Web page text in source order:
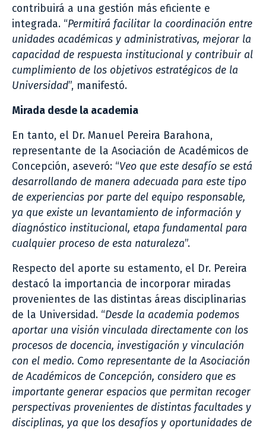
contribuirá a una gestión más eficiente e
integrada. “Permitirá facilitar la coordinación entre
unidades académicas y administrativas, mejorar la
capacidad de respuesta institucional y contribuir al
cumplimiento de los objetivos estratégicos de la
Universidad”, manifestó.
Mirada desde la academia
En tanto, el Dr. Manuel Pereira Barahona,
representante de la Asociación de Académicos de
Concepción, aseveró: “Veo que este desafío se está
desarrollando de manera adecuada para este tipo
de experiencias por parte del equipo responsable,
ya que existe un levantamiento de información y
diagnóstico institucional, etapa fundamental para
cualquier proceso de esta naturaleza”.
Respecto del aporte su estamento, el Dr. Pereira
destacó la importancia de incorporar miradas
provenientes de las distintas áreas disciplinarias
de la Universidad. “Desde la academia podemos
aportar una visión vinculada directamente con los
procesos de docencia, investigación y vinculación
con el medio. Como representante de la Asociación
de Académicos de Concepción, considero que es
importante generar espacios que permitan recoger
perspectivas provenientes de distintas facultades y
disciplinas, ya que los desafíos y oportunidades de